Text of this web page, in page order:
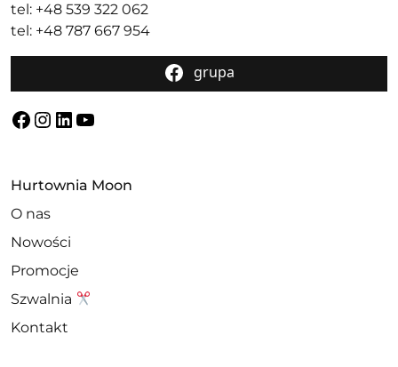
tel: +48 539 322 062
tel: +48 787 667 954
grupa
Facebook
Instagram
LinkedIn
YouTube
Hurtownia Moon
O nas
Nowości
Promocje
Szwalnia
Kontakt